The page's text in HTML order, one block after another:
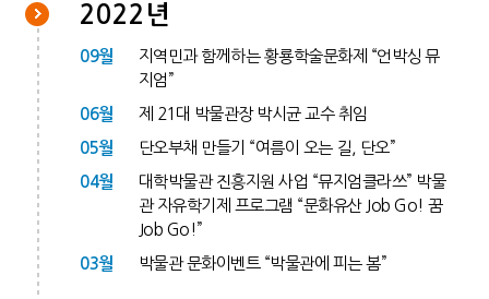
2022년
09월
지역민과 함께하는 황룡학술문화제 “언박싱 뮤
지엄”
06월 제 21대 박물관장 박시균 교수 취임
05월 단오부채 만들기 “여름이 오는 길, 단오”
04월
대학박물관 진흥지원 사업 “뮤지엄클라쓰” 박물
관 자유학기제 프로그램 “문화유산 Job Go! 꿈
Job Go!”
03월 박물관 문화이벤트 “박물관에 피는 봄”